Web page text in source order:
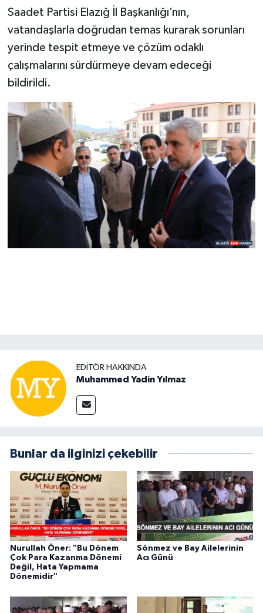
Saadet Partisi Elazığ İl Başkanlığı’nın,
vatandaşlarla doğrudan temas kurarak sorunları
yerinde tespit etmeye ve çözüm odaklı
çalışmalarını sürdürmeye devam edeceği
bildirildi.
EDITÖR HAKKINDA
Muhammed Yadin Yılmaz
Bunlar da ilginizi çekebilir
Nurullah Öner: "Bu Dönem
Çok Para Kazanma Dönemi
Değil, Hata Yapmama
Dönemidir"
Sönmez ve Bay Ailelerinin
Acı Günü